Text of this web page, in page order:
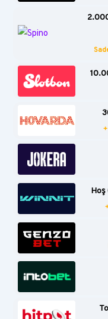
Hoş